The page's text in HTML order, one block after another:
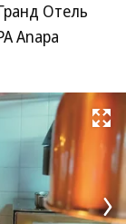
Отель
Anapa
Развернуть